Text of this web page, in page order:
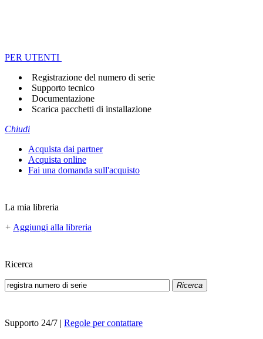
PER UTENTI
Registrazione del numero di serie
Supporto tecnico
Documentazione
Scarica pacchetti di installazione
Chiudi
Acquista dai partner
Acquista online
Fai una domanda sull'acquisto
La mia libreria
+ Aggiungi alla libreria
Ricerca
Ricerca
Supporto 24/7 | Regole per contattare